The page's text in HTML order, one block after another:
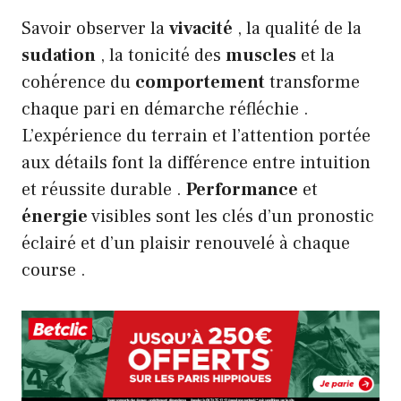
Savoir observer lavivacité , la qualité de la
sudation , la tonicité des muscles et la
cohérence du comportementtransforme
chaque pari en démarche réfléchie .
L’expérience du terrain et l’attention portée
aux détails font la différence entre intuition
et réussite durable . Performance et
énergievisibles sont les clés d’un pronostic
éclairé et d’un plaisir renouvelé à chaque
course .